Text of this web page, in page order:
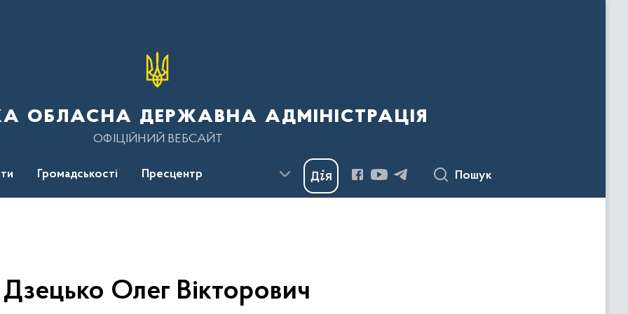
обласна державна адміністрація
ОФІЦІЙНИЙ ВЕБСАЙТ
Громадськості Пресцентр Пошук
Дзецько Олег Вікторович